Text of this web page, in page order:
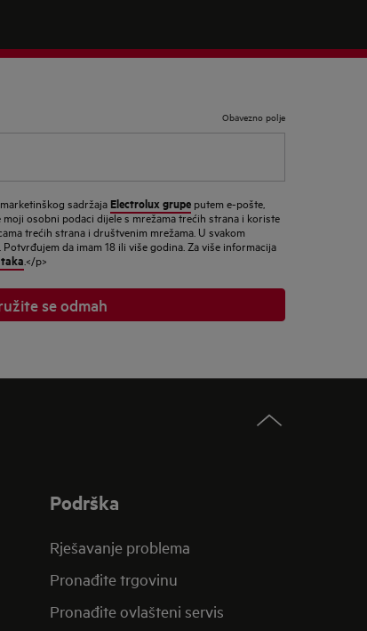
Obavezno polje
sadržaja Electrolux grupe putem e-pošte,
moji osobni podaci dijele s mrežama trećih strana i koriste
trećih strana i društvenim mrežama. U svakom
da imam 18 ili više godina. Za više informacija
.</p>
se odmah
Podrška
Rješavanje problema
Pronađite trgovinu
Pronađite ovlašteni servis